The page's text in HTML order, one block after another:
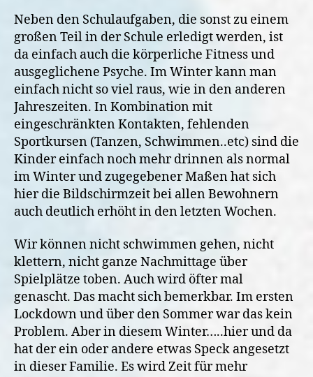
Neben den Schulaufgaben, die sonst zu einem
großen Teil in der Schule erledigt werden, ist
da einfach auch die körperliche Fitness und
ausgeglichene Psyche. Im Winter kann man
einfach nicht so viel raus, wie in den anderen
Jahreszeiten. In Kombination mit
eingeschränkten Kontakten, fehlenden
Sportkursen (Tanzen, Schwimmen..etc) sind die
Kinder einfach noch mehr drinnen als normal
im Winter und zugegebener Maßen hat sich
hier die Bildschirmzeit bei allen Bewohnern
auch deutlich erhöht in den letzten Wochen.
Wir können nicht schwimmen gehen, nicht
klettern, nicht ganze Nachmittage über
Spielplätze toben. Auch wird öfter mal
genascht. Das macht sich bemerkbar. Im ersten
Lockdown und über den Sommer war das kein
Problem. Aber in diesem Winter…..hier und da
hat der ein oder andere etwas Speck angesetzt
in dieser Familie. Es wird Zeit für mehr